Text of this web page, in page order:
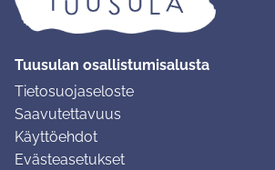
Tuusulan osallistumisalusta
Tietosuojaseloste
Saavutettavuus
Käyttöehdot
Evästeasetukset